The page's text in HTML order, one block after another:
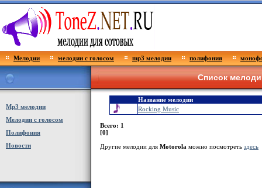
Мелодии мелодии с голосом mp3 мелодии полифония
Мp3 мелодии
Мелодии с голосом
Полифония
Новости
Список
Название мелодии
Rocking Music
Всего: 1
[0]
Другие мелодии для Motorola можно посмотреть здесь